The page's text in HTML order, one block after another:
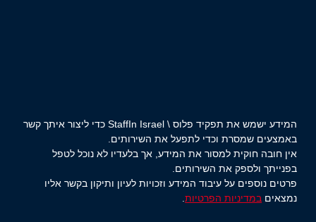
המידע ישמש את תפקיד פלוס \ StaffIn Israel כדי ליצור איתך קשר
באמצעים שמסרת וכדי לתפעל את השירותים.
אין חובה חוקית למסור את המידע, אך בלעדיו לא נוכל לטפל
בפנייתך ולספק את השירותים.
פרטים נוספים על עיבוד המידע וזכויות לעיון ותיקון בקשר אליו
נמצאים במדיניות הפרטיות.